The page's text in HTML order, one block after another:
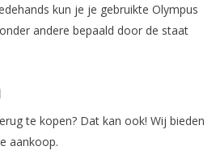
kun je je gebruikte Olympus
andere bepaald door de staat
te kopen? Dat kan ook! Wij bieden
aankoop.